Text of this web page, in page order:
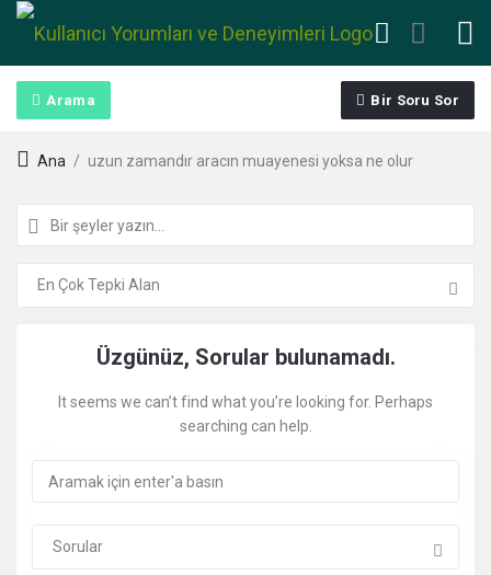
Arama Bir Soru Sor
Ana / uzun zamandır aracın muayenesi yoksa ne olur
Kullanıcı
Yorumları
Deneyimleri
Üzgünüz, Sorular bulunamadı.
It seems we can’t find what you’re looking for. Perhaps
searching can help.